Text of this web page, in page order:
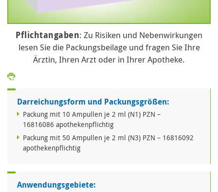
Pflichtangaben: Zu Risiken und Nebenwirkungen
lesen Sie die Packungsbeilage und fragen Sie Ihre
Ärztin, Ihren Arzt oder in Ihrer Apotheke.
Darreichungsform und Packungsgrößen:
Packung mit 10 Ampullen je 2 ml (N1) PZN –
16816086 apothekenpflichtig
Packung mit 50 Ampullen je 2 ml (N3) PZN – 16816092
apothekenpflichtig
Anwendungsgebiete: